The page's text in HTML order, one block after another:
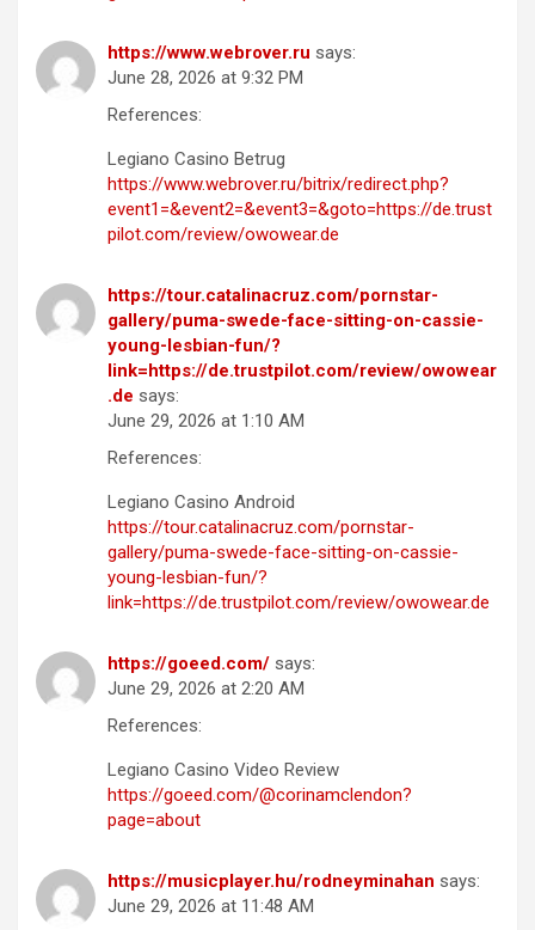
https://www.webrover.ru says:
June 28, 2026 at 9:32 PM
References:
Legiano Casino Betrug
https://www.webrover.ru/bitrix/redirect.php?
event1=&event2=&event3=&goto=https://de.trust
pilot.com/review/owowear.de
https://tour.catalinacruz.com/pornstar-
gallery/puma-swede-face-sitting-on-cassie-
young-lesbian-fun/?
link=https://de.trustpilot.com/review/owowear
.de says:
June 29, 2026 at 1:10 AM
References:
Legiano Casino Android
https://tour.catalinacruz.com/pornstar-
gallery/puma-swede-face-sitting-on-cassie-
young-lesbian-fun/?
link=https://de.trustpilot.com/review/owowear.de
https://goeed.com/ says:
June 29, 2026 at 2:20 AM
References:
Legiano Casino Video Review
https://goeed.com/@corinamclendon?
page=about
https://musicplayer.hu/rodneyminahan says:
June 29, 2026 at 11:48 AM